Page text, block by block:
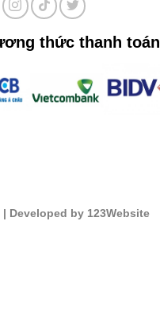
thức thanh toán
| Developed by 123Website